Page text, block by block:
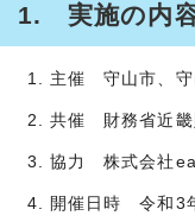
1. 実施の内
主催 守山市、守
共催 財務省近畿
協力 株式会社
開催日時 令和3